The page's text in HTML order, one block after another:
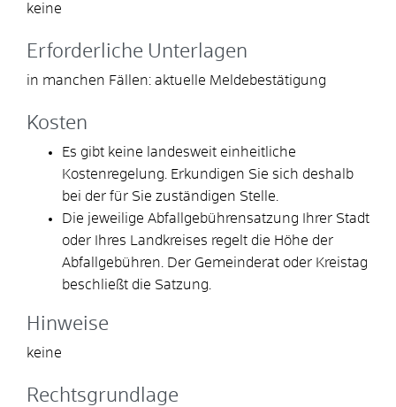
keine
Erforderliche Unterlagen
in manchen Fällen: aktuelle Meldebestätigung
Kosten
Es gibt keine landesweit einheitliche
Kostenregelung. Erkundigen Sie sich deshalb
bei der für Sie zuständigen Stelle.
Die jeweilige Abfallgebührensatzung Ihrer Stadt
oder Ihres Landkreises regelt die Höhe der
Abfallgebühren. Der Gemeinderat oder Kreistag
beschließt die Satzung.
Hinweise
keine
Rechtsgrundlage